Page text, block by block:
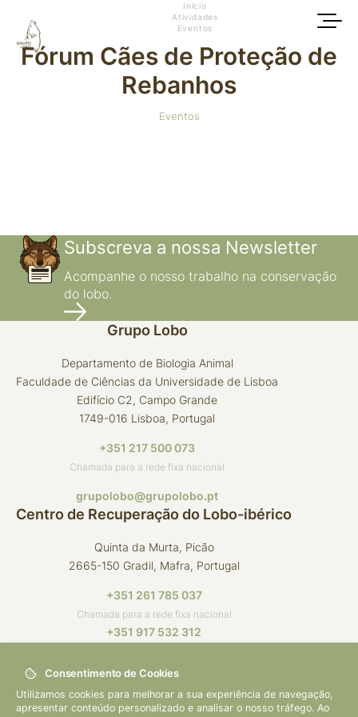
Início
Atividades
Eventos
Fórum Cães de Proteção de
Rebanhos
Eventos
Subscreva a nossa Newsletter
Acompanhe o nosso trabalho na conservação
do lobo.
Grupo Lobo
Departamento de Biologia Animal
Faculdade de Ciências da Universidade de Lisboa
Edifício C2, Campo Grande
1749-016 Lisboa, Portugal
+351 217 500 073
Chamada para a rede fixa nacional
grupolobo@grupolobo.pt
Centro de Recuperação do Lobo-ibérico
Quinta da Murta, Picão
2665-150 Gradil, Mafra, Portugal
+351 261 785 037
Chamada para a rede fixa nacional
+351 917 532 312
crli@grupolobo.pt
Consentimento de Cookies
Utilizamos cookies para melhorar a sua experiência de navegação,
apresentar conteúdo personalizado e analisar o nosso tráfego. Ao